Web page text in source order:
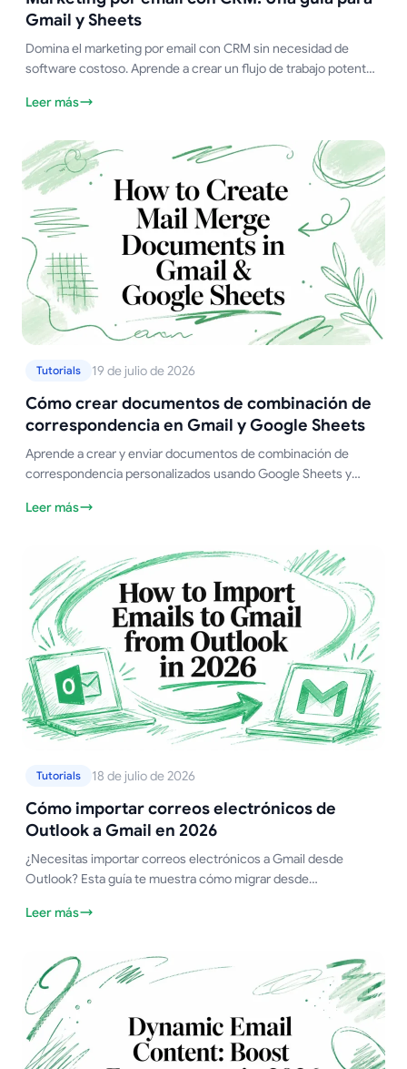
Gmail y Sheets
Domina el marketing por email con CRM sin necesidad de
software costoso. Aprende a crear un flujo de trabajo potente
Leer más
Tutorials 19 de julio de 2026
Cómo crear documentos de combinación de
correspondencia en Gmail y Google Sheets
Aprende a crear y enviar documentos de combinación de
correspondencia personalizados usando Google Sheets y
seguimiento y las mejores prácticas.
Leer más
Tutorials 18 de julio de 2026
Cómo importar correos electrónicos de
Outlook a Gmail en 2026
¿Necesitas importar correos electrónicos a Gmail desde
Outlook? Esta guía te muestra cómo migrar desde
conservando las carpetas.
Leer más